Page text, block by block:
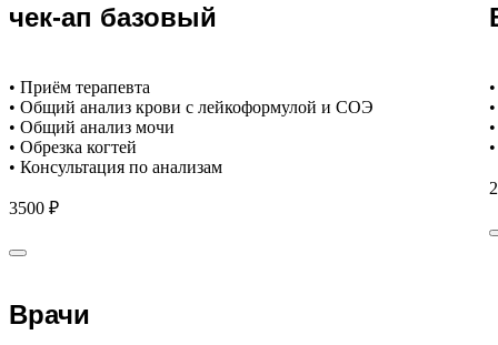
чек-ап базовый
• Приём терапевта
• Общий анализ крови с лейкоформулой и СОЭ
• Общий анализ мочи
• Обрезка когтей
• Консультация по анализам
3500 ₽
Врачи